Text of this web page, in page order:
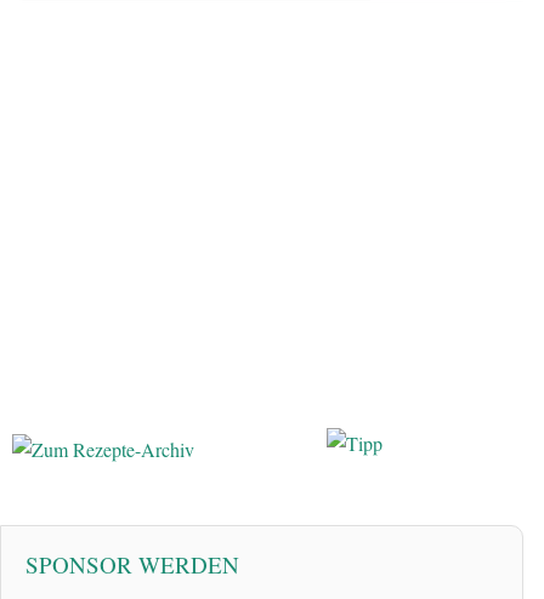
SPONSOR WERDEN